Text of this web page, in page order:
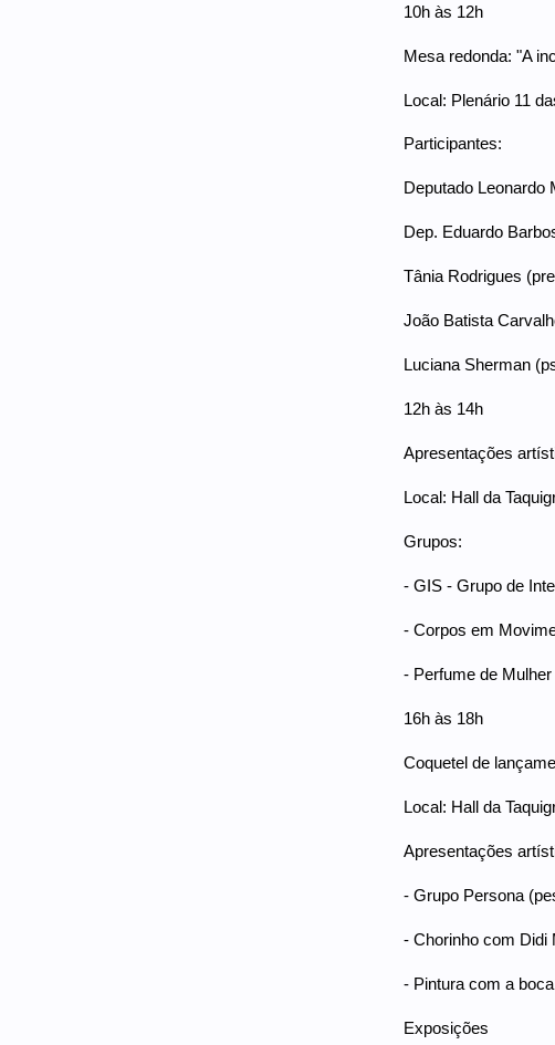
10h às 12h
Mesa redonda: "A
Local: Plenário 11
Participantes:
Deputado Leonardo
Dep. Eduardo
Tânia Rodrigues
João Batista
Luciana Sherman
12h às 14h
Apresentações
Local: Hall da
Grupos:
- GIS - Grupo de
- Corpos em
- Perfume de
16h às 18h
Coquetel de
Local: Hall da
Apresentações
- Grupo Persona
- Chorinho com Didi
- Pintura com a
Exposições